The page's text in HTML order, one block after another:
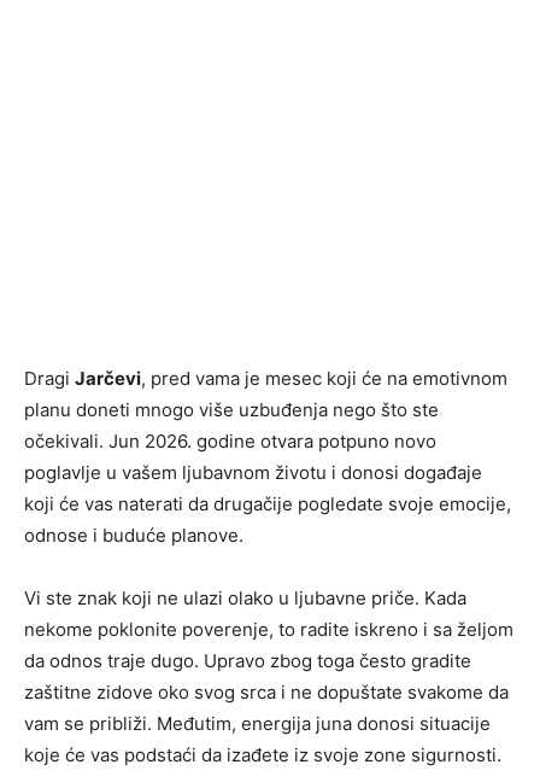
Dragi Jarčevi, pred vama je mesec koji će na emotivnom
planu doneti mnogo više uzbuđenja nego što ste
očekivali. Jun 2026. godine otvara potpuno novo
poglavlje u vašem ljubavnom životu i donosi događaje
koji će vas naterati da drugačije pogledate svoje emocije,
odnose i buduće planove.
Vi ste znak koji ne ulazi olako u ljubavne priče. Kada
nekome poklonite poverenje, to radite iskreno i sa željom
da odnos traje dugo. Upravo zbog toga često gradite
zaštitne zidove oko svog srca i ne dopuštate svakome da
vam se približi. Međutim, energija juna donosi situacije
koje će vas podstaći da izađete iz svoje zone sigurnosti.